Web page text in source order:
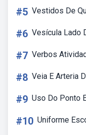
#5 Vestidos De
#6 Vesícula Lado
#7 Verbos
#8 Veia E Arteria
#9 Uso Do Ponto
#10 Uniforme